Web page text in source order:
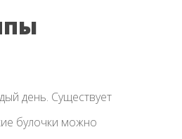
день. Существует
булочки можно